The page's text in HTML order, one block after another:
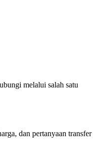
melalui salah satu
dan pertanyaan transfer